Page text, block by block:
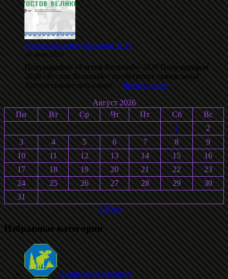
лыжероллерах
памяти
С.
Воробьёва
2026
Ростовский полумарафон 2026
10 июля 2026
Полумарафон «Ростов Великий» 2026 Полумарафон
2026 «Ростов Великий»: пробегитесь сквозь века!
Хотите совместить спорт…Читать далее:
Ростовский
полумарафон
2026
Август 2026
Пн
Вт Ср Чт Пт Сб
Вс
1
2
3
4 5 6 7 8
9
10
11 12 13 14 15
16
17
18 19 20 21 22
23
24
25 26 27 28 29
30
31
« Июл
Избранные категории
Дёминский марафон